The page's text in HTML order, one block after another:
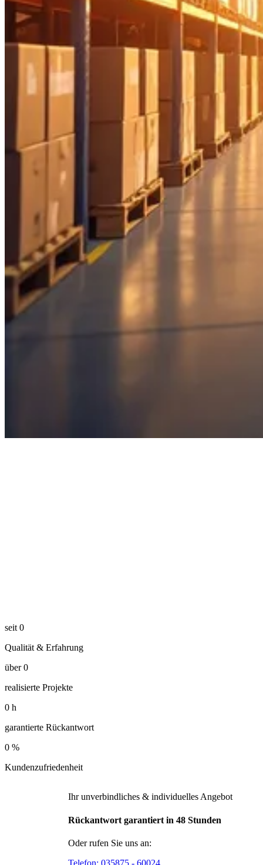
seit 0
Qualität & Erfahrung
über 0
realisierte Projekte
0 h
garantierte Rückantwort
0 %
Kundenzufriedenheit
Ihr unverbindliches & individuelles Angebot
Rückantwort garantiert in 48 Stunden
Oder rufen Sie uns an:
Telefon: 035875 - 60024